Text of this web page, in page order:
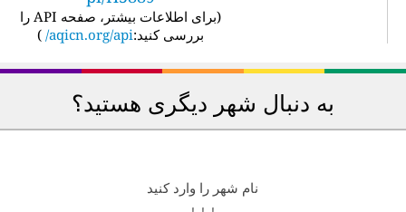
برای اطلاعات بیشتر، صفحه API را
بررسی کنید:aqicn.org/api/
)
به دنبال شهر دیگری هستید؟
نام شهر را وارد کنید